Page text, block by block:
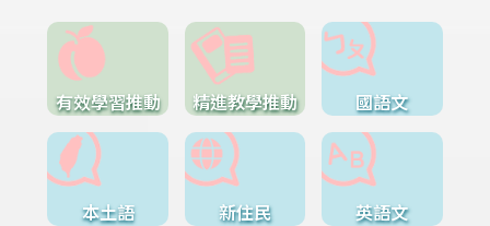
有效學習推動 精進教學推動 國語文
本土語 新住民 英語文